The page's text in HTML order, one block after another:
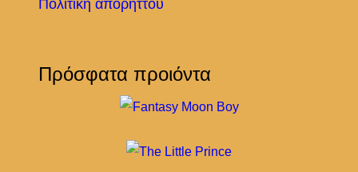
Πολιτική απορήττου
Πρόσφατα προιόντα